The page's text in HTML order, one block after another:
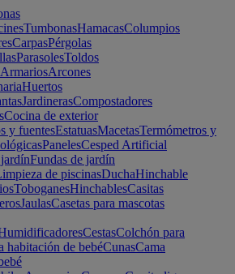
TumbonasHamacasColumpios
CarpasPérgolas
ParasolesToldos
ArmariosArcones
Huertos
JardinerasCompostadores
Cocina de exterior
y fuentesEstatuasMacetasTermómetros y
PanelesCesped Artificial
Fundas de jardín
de piscinasDuchaHinchable
ToboganesHinchablesCasitas
JaulasCasetas para mascotas
CestasColchón para
habitación de bebéCunasCama